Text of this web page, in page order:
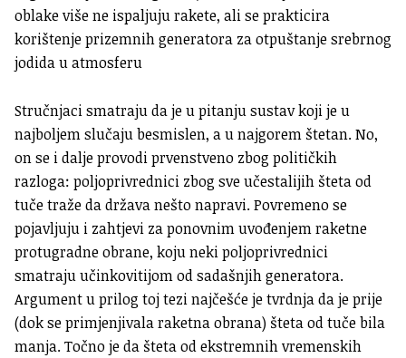
oblake više ne ispaljuju rakete, ali se prakticira
korištenje prizemnih generatora za otpuštanje srebrnog
jodida u atmosferu
Stručnjaci smatraju da je u pitanju sustav koji je u
najboljem slučaju besmislen, a u najgorem štetan. No,
on se i dalje provodi prvenstveno zbog političkih
razloga: poljoprivrednici zbog sve učestalijih šteta od
tuče traže da država nešto napravi. Povremeno se
pojavljuju i zahtjevi za ponovnim uvođenjem raketne
protugradne obrane, koju neki poljoprivrednici
smatraju učinkovitijom od sadašnjih generatora.
Argument u prilog toj tezi najčešće je tvrdnja da je prije
(dok se primjenjivala raketna obrana) šteta od tuče bila
manja. Točno je da šteta od ekstremnih vremenskih